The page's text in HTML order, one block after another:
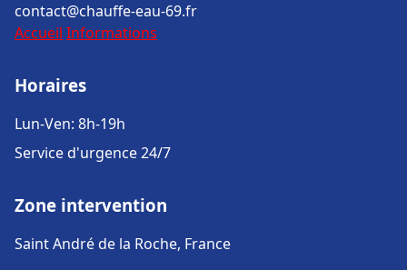
contact@chauffe-eau-69.fr
Accueil Informations
Horaires
Lun-Ven: 8h-19h
Service d'urgence 24/7
Zone intervention
Saint André de la Roche, France